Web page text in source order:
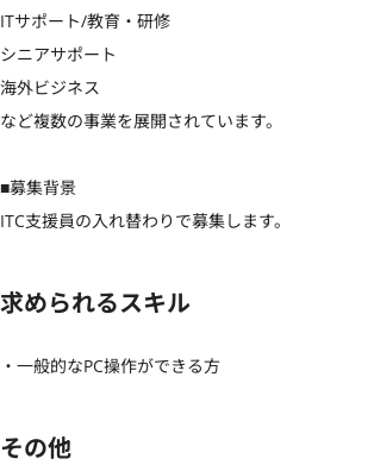
ITサポート/教育・研修
シニアサポート
海外ビジネス
など複数の事業を展開されています。
■募集背景
ITC支援員の入れ替わりで募集します。
求められるスキル
・一般的なPC操作ができる方
その他